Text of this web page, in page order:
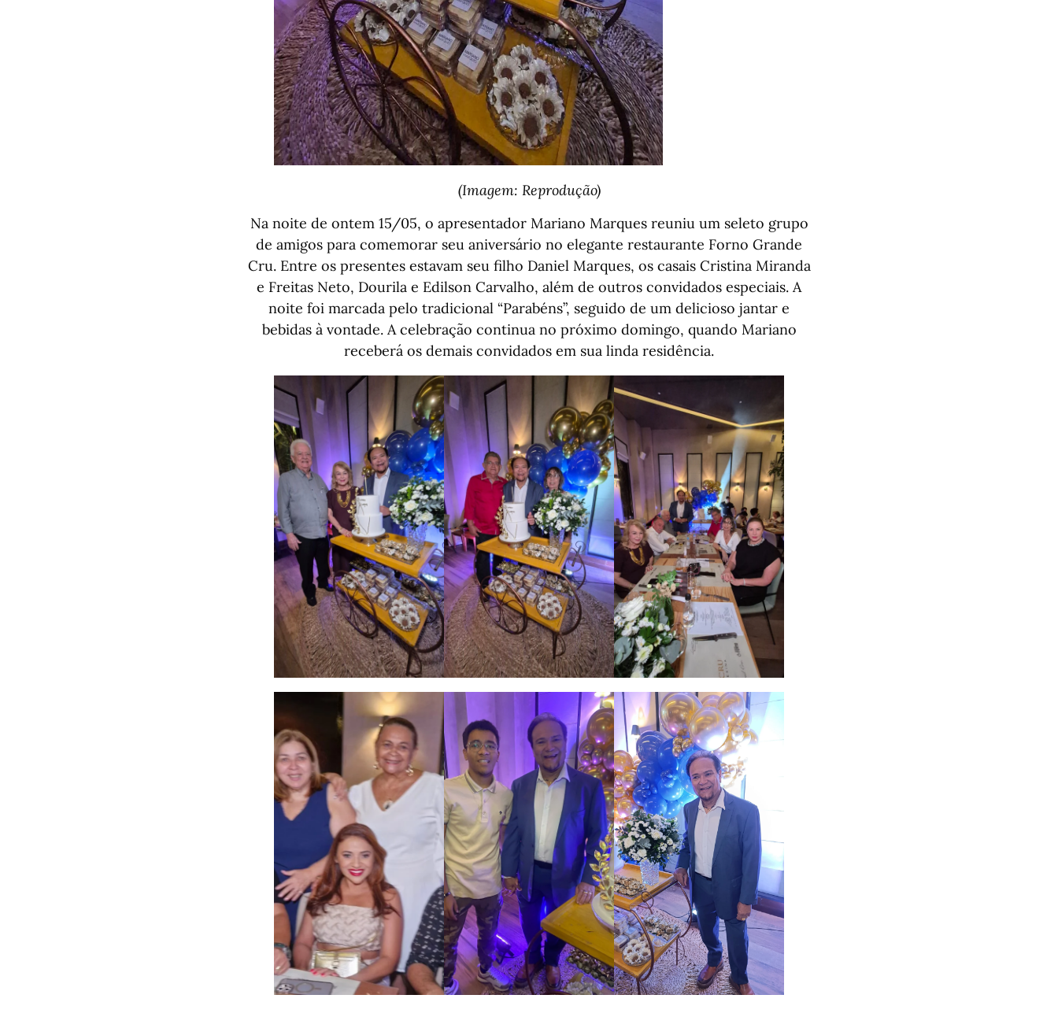
(Imagem: Reprodução)
Na noite de ontem 15/05, o apresentador Mariano Marques reuniu um seleto grupo
de amigos para comemorar seu aniversário no elegante restaurante Forno Grande
Cru. Entre os presentes estavam seu filho Daniel Marques, os casais Cristina Miranda
e Freitas Neto, Dourila e Edilson Carvalho, além de outros convidados especiais. A
noite foi marcada pelo tradicional “Parabéns”, seguido de um delicioso jantar e
bebidas à vontade. A celebração continua no próximo domingo, quando Mariano
receberá os demais convidados em sua linda residência.